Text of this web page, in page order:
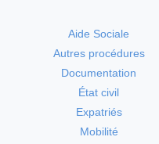
Aide Sociale
Autres procédures
Documentation
État civil
Expatriés
Mobilité